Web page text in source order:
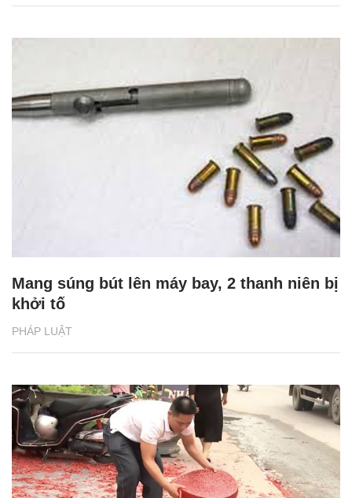
PHÁP LUẬT
Mang súng bút lên máy bay, 2 thanh niên bị
khởi tố